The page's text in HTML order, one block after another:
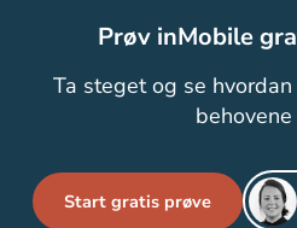
Prøv inMobile
Ta steget og se
Start gratis prøve